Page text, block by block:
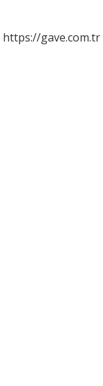
https://gave.com.tr